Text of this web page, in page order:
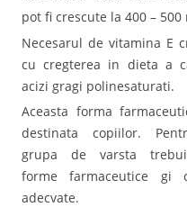
pot fi crescute la 400 – 500
Necesarul de vitamina E
cu cregterea in dieta a
acizi gragi polinesaturati.
Aceasta forma
destinata copiilor.
grupa de varsta
forme farmaceutice gi
adecvate.